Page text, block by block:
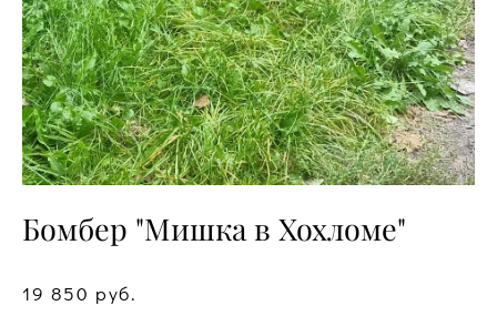
Бомбер "Мишка в Хохломе"
19 850 pуб.